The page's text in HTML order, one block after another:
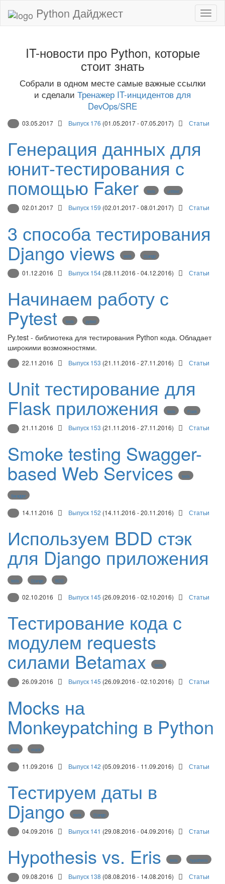
Python Дайджест
IT-новости про Python, которые
стоит знать
Собрали в одном месте самые важные ссылки
и сделали Тренажер IT-инцидентов для
DevOps/SRE
03.05.2017 Выпуск 176 (01.05.2017 - 07.05.2017) Статьи
Генерация данных для
юнит-тестирования с
помощью Faker tests unittest
02.01.2017 Выпуск 159 (02.01.2017 - 08.01.2017) Статьи
3 способа тестирования
Django views tests Django
01.12.2016 Выпуск 154 (28.11.2016 - 04.12.2016) Статьи
Начинаем работу с
Pytest tests pytest
Py.test - библиотека для тестирования Python кода. Обладает
широкими возможностями.
22.11.2016 Выпуск 153 (21.11.2016 - 27.11.2016) Статьи
Unit тестирование для
Flask приложения tests Flask
21.11.2016 Выпуск 153 (21.11.2016 - 27.11.2016) Статьи
Smoke testing Swagger-
based Web Services tests
Swagger
14.11.2016 Выпуск 152 (14.11.2016 - 20.11.2016) Статьи
Используем BDD стэк
для Django приложения
tests Django BDD
02.10.2016 Выпуск 145 (26.09.2016 - 02.10.2016) Статьи
Тестирование кода с
модулем requests
силами Betamax tests
26.09.2016 Выпуск 145 (26.09.2016 - 02.10.2016) Статьи
Mocks на
Monkeypatching в Python
tests mock
11.09.2016 Выпуск 142 (05.09.2016 - 11.09.2016) Статьи
Тестируем даты в
Django tests Django
04.09.2016 Выпуск 141 (29.08.2016 - 04.09.2016) Статьи
Hypothesis vs. Eris tests hypothesis
09.08.2016 Выпуск 138 (08.08.2016 - 14.08.2016) Статьи